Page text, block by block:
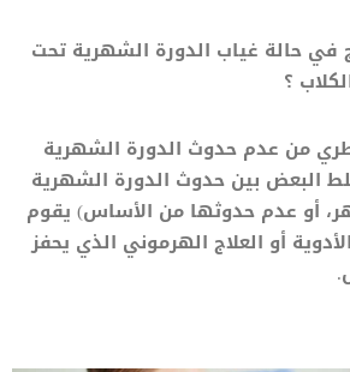
في حالة غياب الدورة الشهرية تحت
؟
من عدم حدوث الدورة الشهرية
البعض بين حدوث الدورة الشهرية
أو عدم حدوثها من الأساس) يقوم
أو العلاج الهرموني الذي يحفز